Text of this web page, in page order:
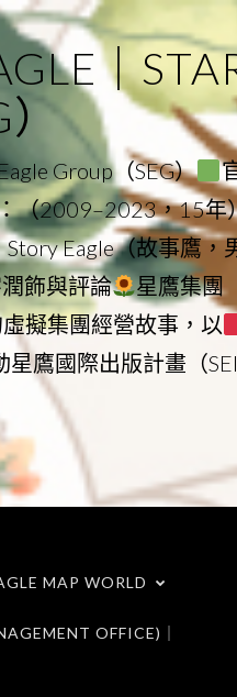
｜
）
Group（SEG）
（2009–2023，15年
Eagle（故事鷹，
飾與評論 星鷹集團
擬集團經營故事，以
鷹國際出版計畫（
MAP WORLD
OFFICE)｜